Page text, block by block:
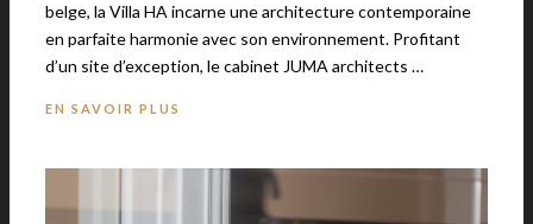
belge, la Villa HA incarne une architecture contemporaine
en parfaite harmonie avec son environnement. Profitant
d’un site d’exception, le cabinet JUMA architects …
EN SAVOIR PLUS